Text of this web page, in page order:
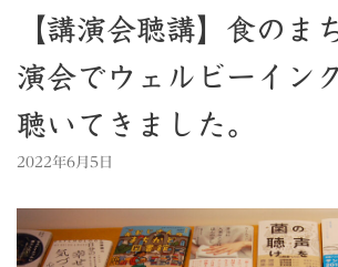
ッ
プ
【講演会聴講】食のま
演会でウェルビーイン
聴いてきました。
2022年6月5日